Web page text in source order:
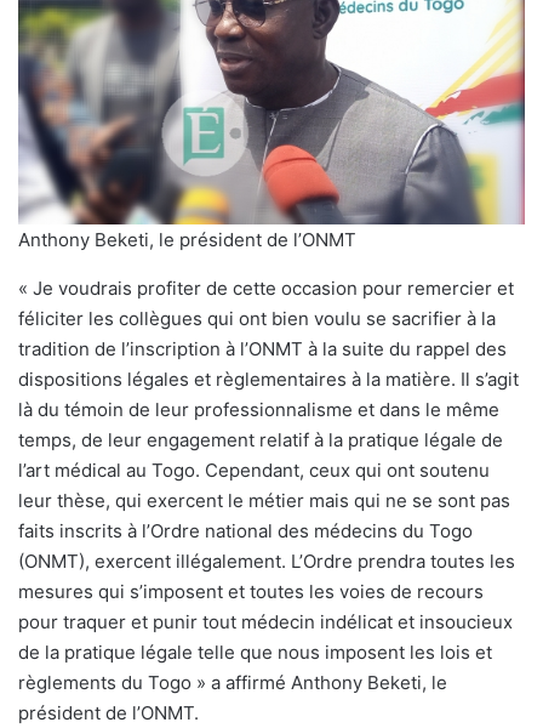
Anthony Beketi, le président de l’ONMT
« Je voudrais profiter de cette occasion pour remercier et
féliciter les collègues qui ont bien voulu se sacrifier à la
tradition de l’inscription à l’ONMT à la suite du rappel des
dispositions légales et règlementaires à la matière. Il s’agit
là du témoin de leur professionnalisme et dans le même
temps, de leur engagement relatif à la pratique légale de
l’art médical au Togo. Cependant, ceux qui ont soutenu
leur thèse, qui exercent le métier mais qui ne se sont pas
faits inscrits à l’Ordre national des médecins du Togo
(ONMT), exercent illégalement. L’Ordre prendra toutes les
mesures qui s’imposent et toutes les voies de recours
pour traquer et punir tout médecin indélicat et insoucieux
de la pratique légale telle que nous imposent les lois et
règlements du Togo » a affirmé Anthony Beketi, le
président de l’ONMT.